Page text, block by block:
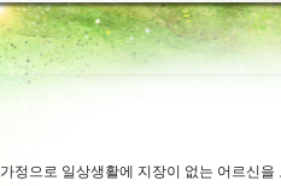
정으로 일상생활에 지장이 없는 어르신을